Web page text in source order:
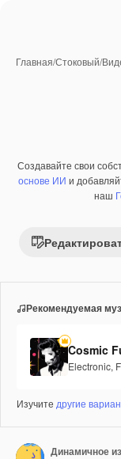
Главная/Стоковый/
Премиум
Создавайте свои
основе ИИ и
наш
Рекомендуемая
Cosmic
Electronic,
Изучите другие